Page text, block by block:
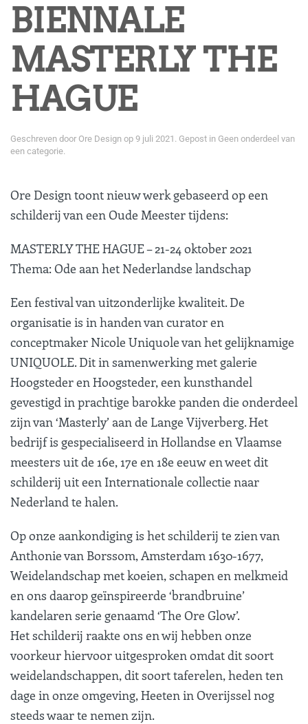
BIENNALE
MASTERLY THE
HAGUE
Geschreven door Ore Design op 9 juli 2021 . Gepost in Geen onderdeel van
een categorie.
Ore Design toont nieuw werk gebaseerd op een
schilderij van een Oude Meester tijdens:
MASTERLY THE HAGUE – 21-24 oktober 2021
Thema: Ode aan het Nederlandse landschap
Een festival van uitzonderlijke kwaliteit. De
organisatie is in handen van curator en
conceptmaker Nicole Uniquole van het gelijknamige
UNIQUOLE. Dit in samenwerking met galerie
Hoogsteder en Hoogsteder, een kunsthandel
gevestigd in prachtige barokke panden die onderdeel
zijn van ‘Masterly’ aan de Lange Vijverberg. Het
bedrijf is gespecialiseerd in Hollandse en Vlaamse
meesters uit de 16e, 17e en 18e eeuw en weet dit
schilderij uit een Internationale collectie naar
Nederland te halen.
Op onze aankondiging is het schilderij te zien van
Anthonie van Borssom, Amsterdam 1630-1677,
Weidelandschap met koeien, schapen en melkmeid
en ons daarop geïnspireerde ‘brandbruine’
kandelaren serie genaamd ‘The Ore Glow’.
Het schilderij raakte ons en wij hebben onze
voorkeur hiervoor uitgesproken omdat dit soort
weidelandschappen, dit soort taferelen, heden ten
dage in onze omgeving, Heeten in Overijssel nog
steeds waar te nemen zijn.